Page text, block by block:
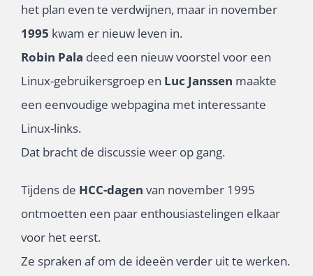
het plan even te verdwijnen, maar in november
1995 kwam er nieuw leven in.
Robin Pala deed een nieuw voorstel voor een
Linux-gebruikersgroep en Luc Janssen maakte
een eenvoudige webpagina met interessante
Linux-links.
Dat bracht de discussie weer op gang.
Tijdens de HCC-dagen van november 1995
ontmoetten een paar enthousiastelingen elkaar
voor het eerst.
Ze spraken af om de ideeën verder uit te werken.